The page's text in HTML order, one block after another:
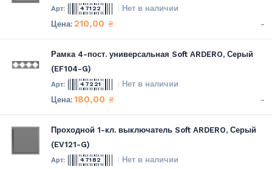
47122 Нет в наличии
210,00 ₴ -
Рамка 4-пост. универсальная Soft ARDERO, Серый
(EF104-G)
47221 Нет в наличии
180,00 ₴ -
Проходной 1-кл. выключатель Soft ARDERO, Серый
(EV121-G)
47182 Нет в наличии